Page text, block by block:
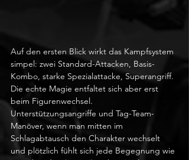
Auf den ersten Blick wirkt das Kampfsystem
simpel: zwei Standard-Attacken, Basis-
Kombo, starke Spezialattacke, Superangriff.
Die echte Magie entfaltet sich aber erst
beim Figurenwechsel.
Unterstützungsangriffe und Tag-Team-
Manöver, wenn man mitten im
Schlagabtausch den Charakter wechselt
und plötzlich fühlt sich jede Begegnung wie